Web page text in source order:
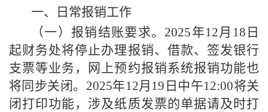
一、日常报销工作
（一）报销结账要求。 2025年12月18日
起财务处将停止办理报销、借款、签发银行
支票等业务，网上预约报销系统报销功能也
将同步关闭。2025年12月19日中午12:00将关
闭打印功能， 涉及纸质发票的单据请及时打